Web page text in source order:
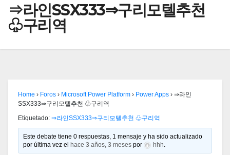
⇒라인SSX333⇒구리모텔추천
♧구리역
Home › Foros › Microsoft Power Platform › Power Apps › ⇒라인
SSX333⇒구리모텔추천 ♧구리역
Etiquetado: ⇒라인SSX333⇒구리모텔추천 ♧구리역
Este debate tiene 0 respuestas, 1 mensaje y ha sido actualizado
por última vez el
hace 3 años, 3 meses por hhh.